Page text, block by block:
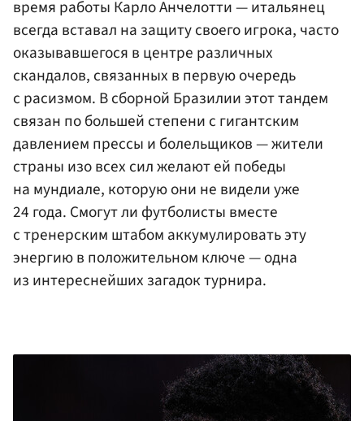
время работы Карло Анчелотти — итальянец
всегда вставал на защиту своего игрока, часто
оказывавшегося в центре различных
скандалов, связанных в первую очередь
с расизмом. В сборной Бразилии этот тандем
связан по большей степени с гигантским
давлением прессы и болельщиков — жители
страны изо всех сил желают ей победы
на мундиале, которую они не видели уже
24 года. Смогут ли футболисты вместе
с тренерским штабом аккумулировать эту
энергию в положительном ключе — одна
из интереснейших загадок турнира.